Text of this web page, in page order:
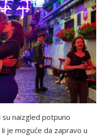
naizgled potpuno
je moguće da zapravo u